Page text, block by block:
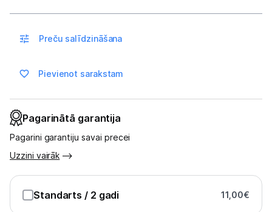
Multivārāmie katli
Friteri
Vakuuma iepakotāji
Ūdens gāzēšanas aparāti
Mazās plītis
Ledus un saldējuma mašīnas
Preču salīdzināšana
Pievienot sarakstam
Pagarinātā garantija
Pagarini garantiju savai precei
Uzzini vairāk
Standarts / 2 gadi 11,00€